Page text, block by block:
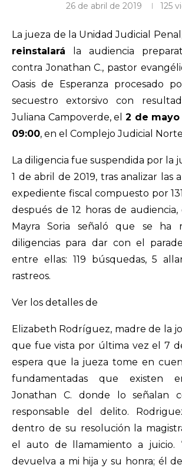
26 de abril de 2019 125
La jueza de la Unidad Judicial
reinstalará la audiencia
contra Jonathan C., pastor
Oasis de Esperanza procesado
secuestro extorsivo con
Juliana Campoverde, el 2 de mayo
09:00, en el Complejo Judicial
La diligencia fue suspendida por la
1 de abril de 2019, tras analizar las
expediente fiscal compuesto por
después de 12 horas de audiencia,
Mayra Soria señaló que se ha
diligencias para dar con el
entre ellas: 119 búsquedas, 5
rastreos.
Ver los detalles de
Elizabeth Rodríguez, madre de la
que fue vista por última vez el 7
espera que la jueza tome en
fundamentadas que existen
Jonathan C. donde lo señalan
responsable del delito.
dentro de su resolución la
el auto de llamamiento a juicio.
devuelva a mi hija y su honra; él